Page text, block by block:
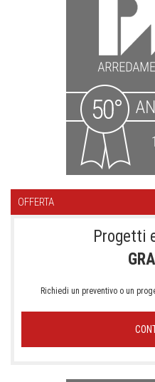
OFFERTA
Progetti
Richiedi un preventivo o un